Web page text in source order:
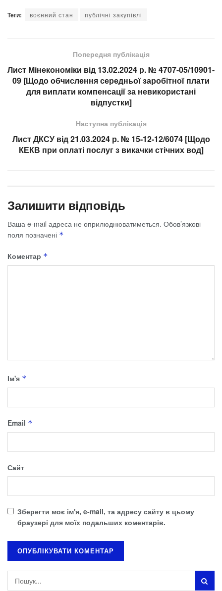
Теги: воєнний стан публічні закупівлі
Попередня публікація
Лист Мінекономіки від 13.02.2024 р. № 4707-05/10901-
09 [Щодо обчислення середньої заробітної плати
для виплати компенсації за невикористані
відпустки]
Наступна публікація
Лист ДКСУ від 21.03.2024 р. № 15-12-12/6074 [Щодо
КЕКВ при оплаті послуг з викачки стічних вод]
Залишити відповідь
Ваша e-mail адреса не оприлюднюватиметься. Обов’язкові
поля позначені *
Коментар *
Ім'я *
Email *
Сайт
Зберегти моє ім'я, e-mail, та адресу сайту в цьому
браузері для моїх подальших коментарів.